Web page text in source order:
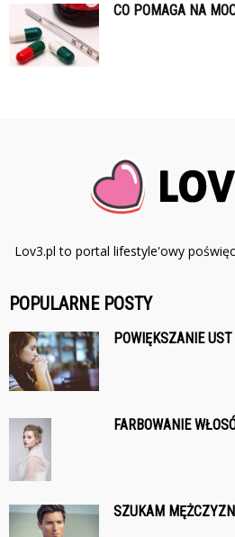
CO POMAGA NA
Lov3.pl to portal lifestyle'owy
POPULARNE POSTY
POWIĘKSZANIE
FARBOWANIE
SZUKAM MĘŻCZYZN